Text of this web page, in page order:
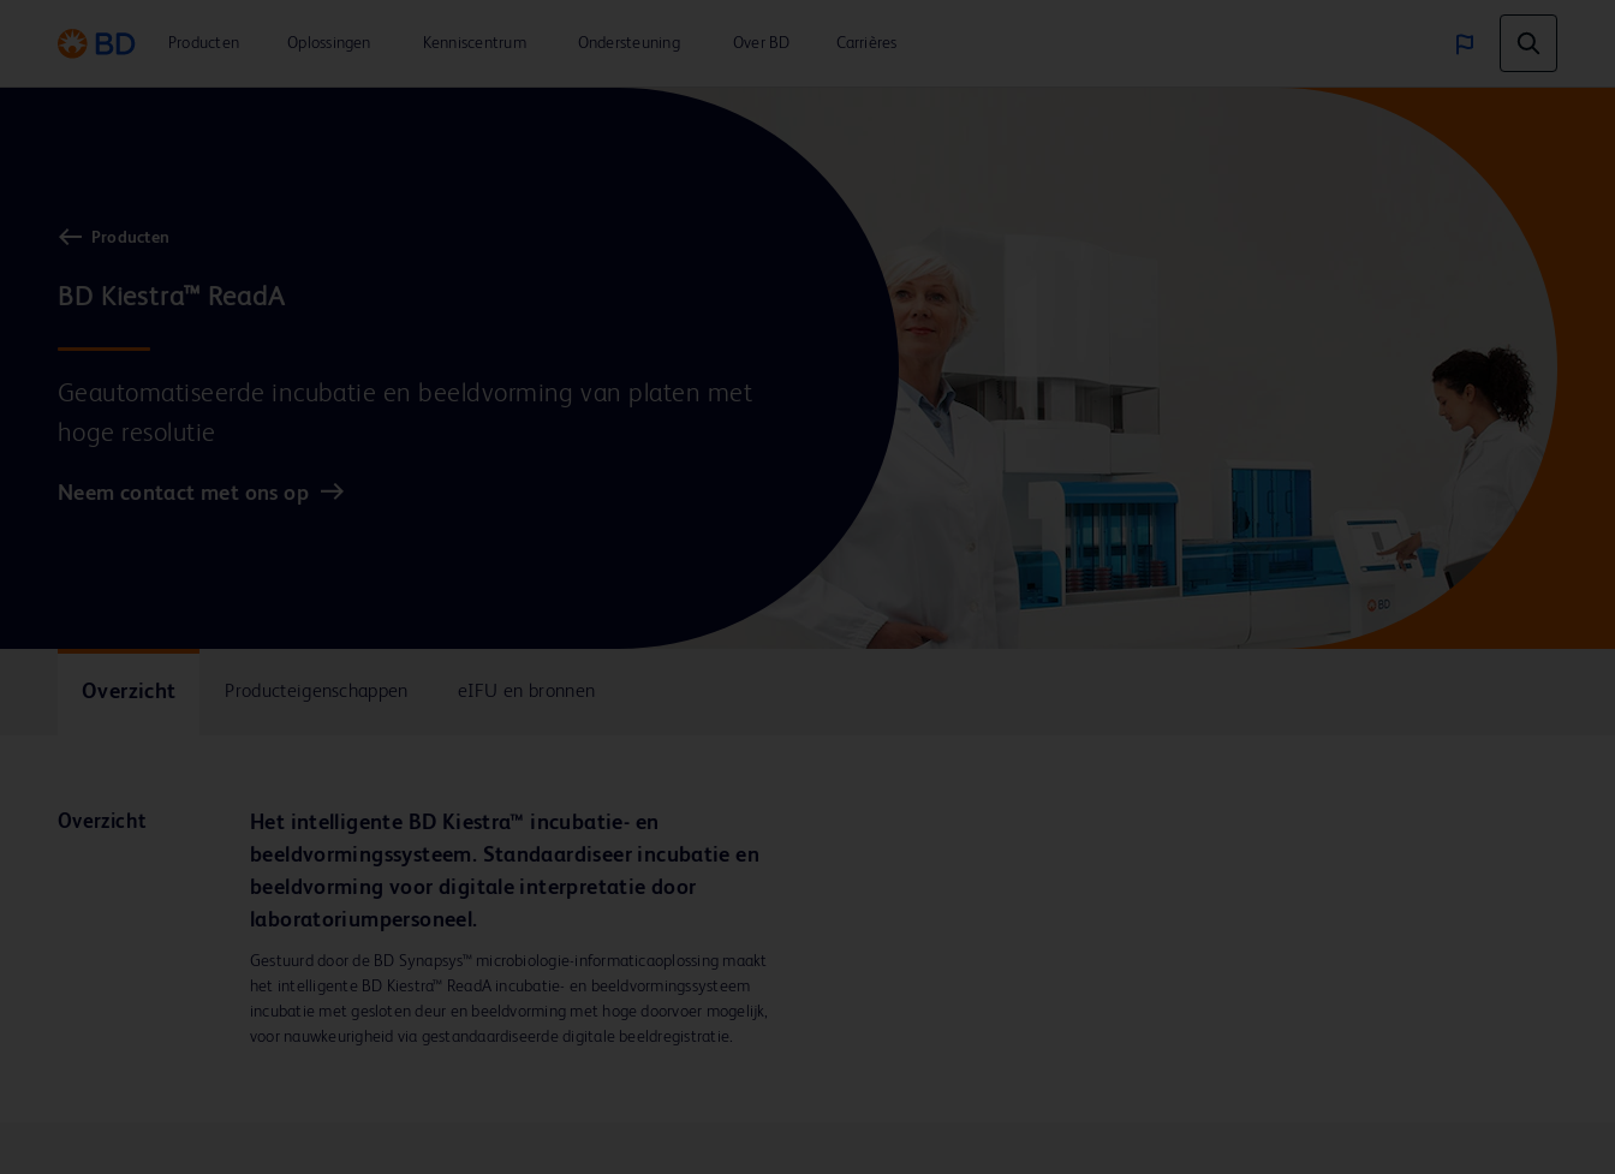
Producten Oplossingen Kenniscentrum Ondersteuning Over BD Carrières
Producten
Geautomatiseerde incubatie en beeldvorming van platen met
hoge resolutie
Neem contact met ons op
Overzicht Producteigenschappen eIFU en bronnen
Overzicht
Het intelligente BD Kiestra™ incubatie- en
beeldvormingssysteem. Standaardiseer incubatie en
beeldvorming voor digitale interpretatie door
laboratoriumpersoneel.
Gestuurd door de BD Synapsys™ microbiologie-informaticaoplossing maakt
het intelligente BD Kiestra™ ReadA incubatie- en beeldvormingssysteem
incubatie met gesloten deur en beeldvorming met hoge doorvoer mogelijk,
voor nauwkeurigheid via gestandaardiseerde digitale beeldregistratie.